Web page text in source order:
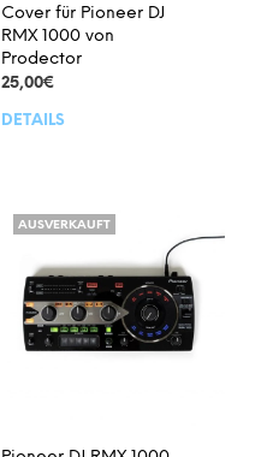
Cover für Pioneer DJ
RMX 1000 von
Prodector
25,00€
DETAILS
AUSVERKAUFT